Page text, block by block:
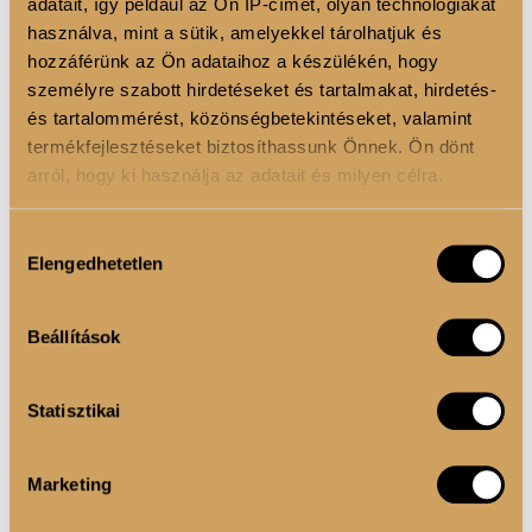
használva, mint a sütik, amelyekkel tárolhatjuk és
hozzáférünk az Ön adataihoz a készülékén, hogy
személyre szabott hirdetéseket és tartalmakat, hirdetés-
és tartalommérést, közönségbetekintéseket, valamint
termékfejlesztéseket biztosíthassunk Önnek. Ön dönt
arról, hogy ki használja az adatait és milyen célra.
Információgyűjtés az Ön földrajzi elhelyezkedéséről
Az Ön készülékén beazonosítása annak konkrét
tulajdonságainak (ujjlenyomat) aktív ellenőrzésével
módjairól és adja meg preferenciáit a
kiválasztása
Elengedhetetlen
Beállítások
Statisztikai
Marketing